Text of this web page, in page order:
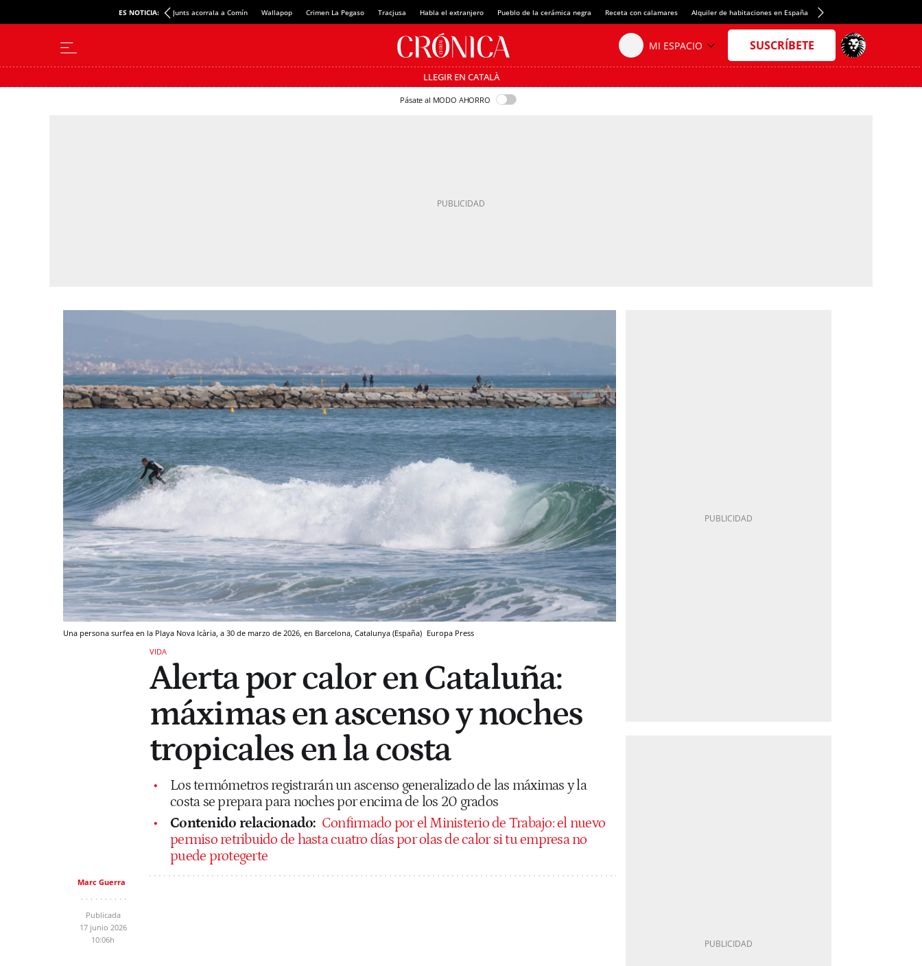
ES NOTICIA: Junts acorrala a Comín Wallapop Crimen La Pegaso Tracjusa Habla el extranjero Pueblo de la cerámica negra Receta con calamares Alquiler de habitaciones en España Crédito del Spotify Camp Nou
LLEGIR EN CATALÀ
Pásate al MODO AHORRO
Una persona surfea en la Playa Nova Icària, a 30 de marzo de 2026, en Barcelona, Catalunya (España) Europa Press
VIDA
Alerta por calor en Cataluña:
máximas en ascenso y noches
tropicales en la costa
Los termómetros registrarán un ascenso generalizado de las máximas y la
costa se prepara para noches por encima de los 20 grados
Contenido relacionado: Confirmado por el Ministerio de Trabajo: el nuevo
permiso retribuido de hasta cuatro días por olas de calor si tu empresa no
puede protegerte
Marc Guerra
Publicada
17 junio 2026
10:06h